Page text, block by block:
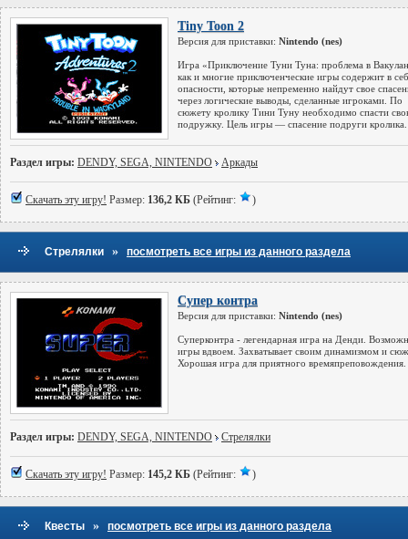
Tiny Toon 2
Версия для приставки: Nintendo (nes)
Игра «Приключение Туни Туна: проблема в
как и многие приключенческие игры содержит в
опасности, которые непременно найдут свое
через логические выводы, сделанные игроками. По
сюжету кролику Тини Туну необходимо спасти
подружку. Цель игры — спасение подруги кролика.
Раздел игры: DENDY, SEGA, NINTENDO Аркады
Скачать эту игру! Размер: 136,2 КБ (Рейтинг: )
Стрелялки » посмотреть все игры из данного раздела
Супер контра
Версия для приставки: Nintendo (nes)
Суперконтра - легендарная игра на Денди.
игры вдвоем. Захватывает своим динамизмом и
Хорошая игра для приятного времяпреповождения.
Раздел игры: DENDY, SEGA, NINTENDO Стрелялки
Скачать эту игру! Размер: 145,2 КБ (Рейтинг: )
Квесты » посмотреть все игры из данного раздела